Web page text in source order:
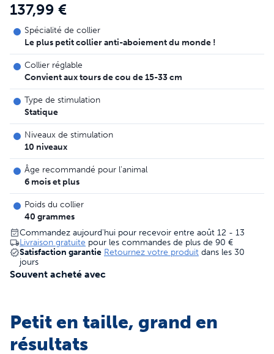
137,99 €
Spécialité de collier
Le plus petit collier anti-aboiement du monde !
Collier réglable
Convient aux tours de cou de 15-33 cm
Type de stimulation
Statique
Niveaux de stimulation
10 niveaux
Âge recommandé pour l'animal
6 mois et plus
Poids du collier
40 grammes
Commandez aujourd'hui pour recevoir entre août 12 - 13
Livraison gratuite pour les commandes de plus de 90 €
Satisfaction garantie Retournez votre produit dans les 30
jours
Souvent acheté avec
Petit en taille, grand en
résultats